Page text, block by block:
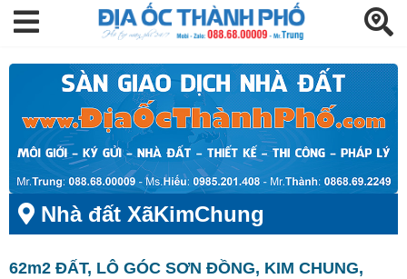
Nhà đất XãKimChung
62m2 ĐẤT, LÔ GÓC SƠN ĐỒNG, KIM CHUNG,